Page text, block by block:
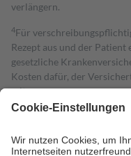
verlängern.
4Für
Rezept aus und der
gesetzliche
Kosten dafür, der
mit.
Grundsätzlich leisten
höchstens zehn Euro.
Es
Kosten der Leistung zu